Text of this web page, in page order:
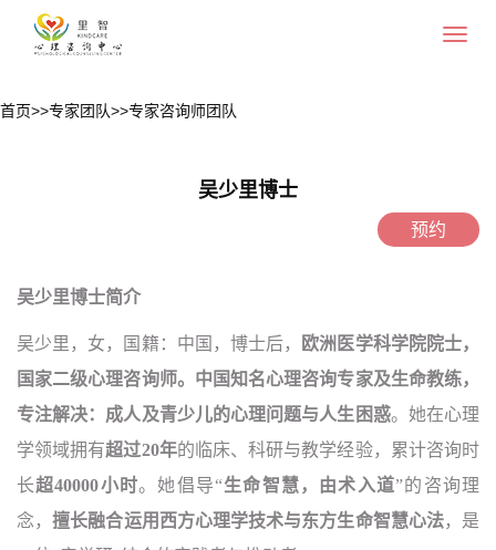
Toggle
首页>>专家团队>>专家咨询师团队
吴少里博士
预约
吴少里博士简介
吴少里 ，女，国籍：中国，博士后，
欧洲医学科学院院士，
国家二级心理咨询师。中国知名心理咨询专家及生命教练，
专注解决：成人及青少儿的心理问题与人生困惑。她在心理
学领域拥有超过20年的临床、科研与教学经验，累计咨询时
长超40000小时。她倡导“生命智慧，由术入道”的咨询理
念，擅长融合运用 西方心理学技术与东方生命智慧心法，是